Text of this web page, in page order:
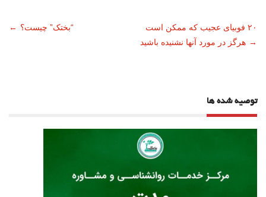
ناوبری
نوشته
← “بختک” چیست؟
۲۰ فوبیای عجیب که ممکن است
هرگز در مورد آنها نشنیده باشید →
توصیه شده ها